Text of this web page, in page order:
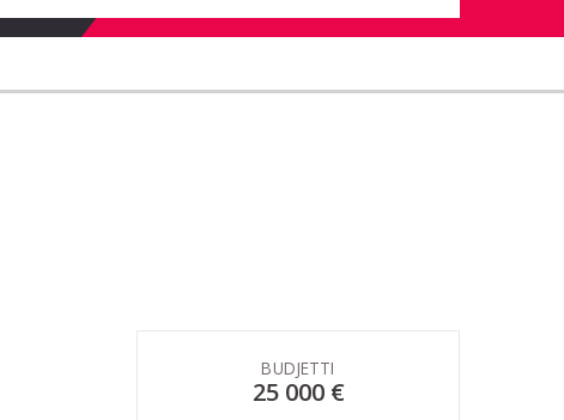
BUDJETTI
25 000 €